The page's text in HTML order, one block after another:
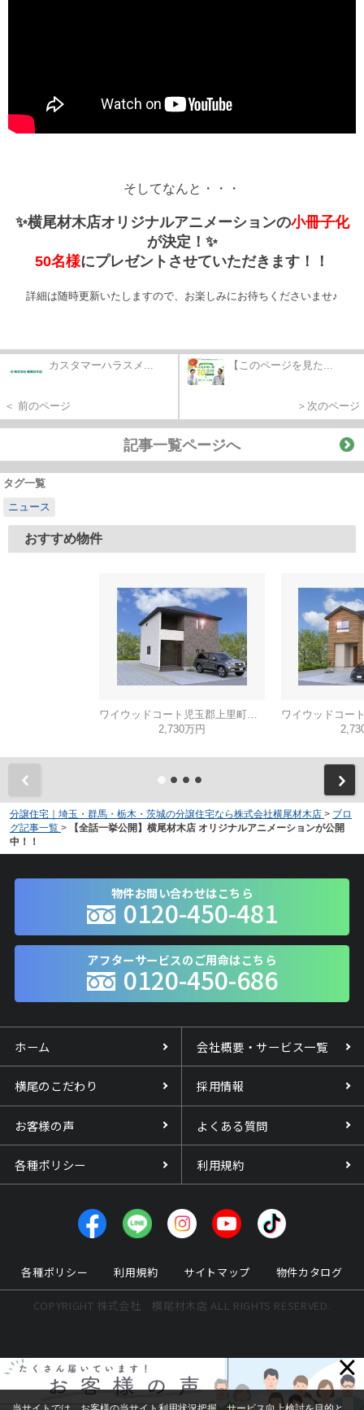
そしてなんと・・・
✨横尾材木店オリジナルアニメーションの小冊子化
が決定！✨
50名様にプレゼントさせていただきます！！
詳細は随時更新いたしますので、 お楽しみにお待ちくださいませ♪
カスタマーハラスメ...
＜ 前のページ
【このページを見た...
＞次のページ
記事一覧ページへ
タグ一覧
ニュース
おすすめ物件
2,730万円
分譲住宅｜埼玉・群馬・栃木・茨城の分譲住宅なら株式会社横尾材木店 > ブロ
グ記事一覧 >
【全話一挙公開】横尾材木店 オリジナルアニメーションが公開
中！！
物件お問い合わせはこちら
0120-450-481
アフターサービスのご用命はこちら
0120-450-686
ホーム 会社概要・サービス一覧
横尾のこだわり 採用情報
お客様の声 よくある質問
各種ポリシー 利用規約
各種ポリシー 利用規約 サイトマップ 物件カタログ
COPYRIGHT 株式会社 横尾材木店 ALL RIGHTS RESERVED.
×